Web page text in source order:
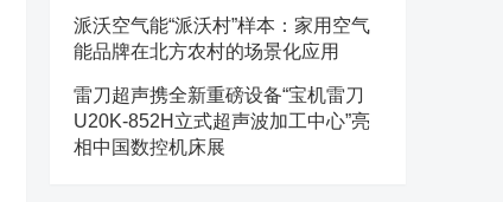
派沃空气能“派沃村”样本：家用空气
能品牌在北方农村的场景化应用
雷刀超声携全新重磅设备“宝机雷刀
U20K-852H立式超声波加工中心”亮
相中国数控机床展